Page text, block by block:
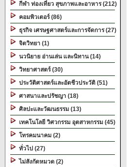
กีฬา ท่องเที่ยว สุขภาพและอาหาร (212)
คอมพิวเตอร์ (86)
ธุรกิจ เศรษฐศาสตร์และการจัดการ (27)
จิตวิทยา (1)
นวนิยาย อ่านเล่น และนิทาน (14)
วิทยาศาสตร์ (30)
ประวัติศาสตร์และอัตชีวประวัติ (51)
ศาสนาและปรัชญา (18)
ศิลปะและวัฒนธรรม (13)
เทคโนโลยี วิศวกรรม อุตสาหกรรม (45)
โทรคมนาคม (2)
ทั่วไป (27)
ไม่สังกัดหมวด (2)